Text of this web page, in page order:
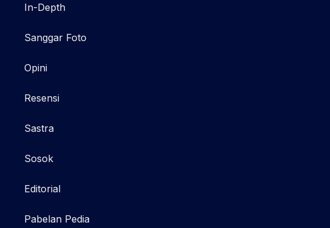
In-Depth
Sanggar Foto
Opini
Resensi
Sastra
Sosok
Editorial
Pabelan Pedia